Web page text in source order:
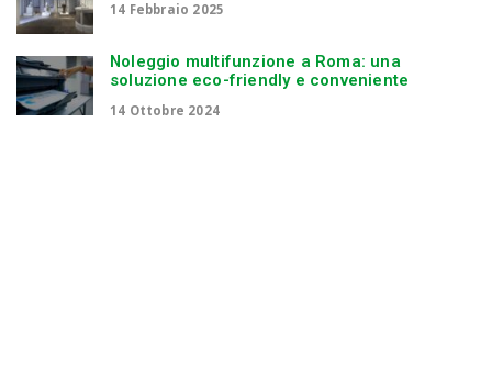
14 Febbraio 2025
Noleggio multifunzione a Roma: una
soluzione eco-friendly e conveniente
14 Ottobre 2024